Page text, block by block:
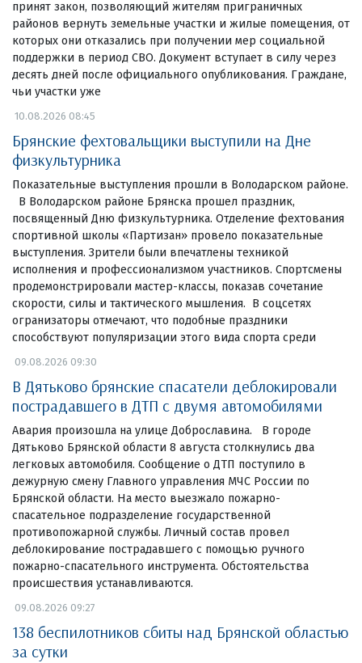
принят закон, позволяющий жителям приграничных
районов вернуть земельные участки и жилые помещения, от
которых они отказались при получении мер социальной
поддержки в период СВО. Документ вступает в силу через
десять дней после официального опубликования. Граждане,
чьи участки уже
10.08.2026 08:45
Брянские фехтовальщики выступили на Дне
физкультурника
Показательные выступления прошли в Володарском районе.
В Володарском районе Брянска прошел праздник,
посвященный Дню физкультурника. Отделение фехтования
спортивной школы «Партизан» провело показательные
выступления. Зрители были впечатлены техникой
исполнения и профессионализмом участников. Спортсмены
продемонстрировали мастер-классы, показав сочетание
скорости, силы и тактического мышления. В соцсетях
огранизаторы отмечают, что подобные праздники
способствуют популяризации этого вида спорта среди
09.08.2026 09:30
В Дятьково брянские спасатели деблокировали
пострадавшего в ДТП с двумя автомобилями
Авария произошла на улице Доброславина. В городе
Дятьково Брянской области 8 августа столкнулись два
легковых автомобиля. Сообщение о ДТП поступило в
дежурную смену Главного управления МЧС России по
Брянской области. На место выезжало пожарно-
спасательное подразделение государственной
противопожарной службы. Личный состав провел
деблокирование пострадавшего с помощью ручного
пожарно-спасательного инструмента. Обстоятельства
происшествия устанавливаются.
09.08.2026 09:27
138 беспилотников сбиты над Брянской областью
за сутки